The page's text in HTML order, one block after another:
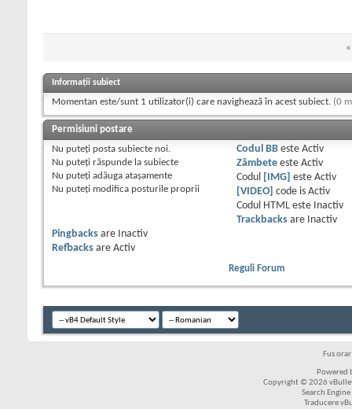
«
Informații subiect
Momentan este/sunt 1 utilizator(i) care navighează în acest subiect. (0
Permisiuni postare
Nu puteţi posta subiecte noi.
Nu puteţi răspunde la subiecte
Nu puteţi adăuga ataşamente
Nu puteţi modifica posturile proprii
Codul BBeste Activ
Zâmbeteeste Activ
Codul
[IMG] este Activ
[VIDEO]
code is Activ
Codul HTML este
Inactiv
Trackbacksare
Inactiv
Pingbacks are
Inactiv
Refbacks are Activ
Reguli Forum
Fus
Powered
Copyright © 2026
Search
Traducere